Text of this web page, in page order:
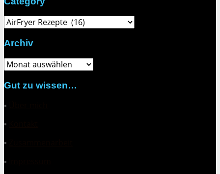
Category
Archiv
Archiv
Gut zu wissen…
▪
▪
▪
▪